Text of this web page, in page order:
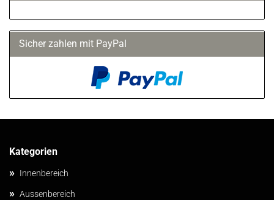
Sicher zahlen mit PayPal
Kategorien
» Innenbereich
» Aussenbereich